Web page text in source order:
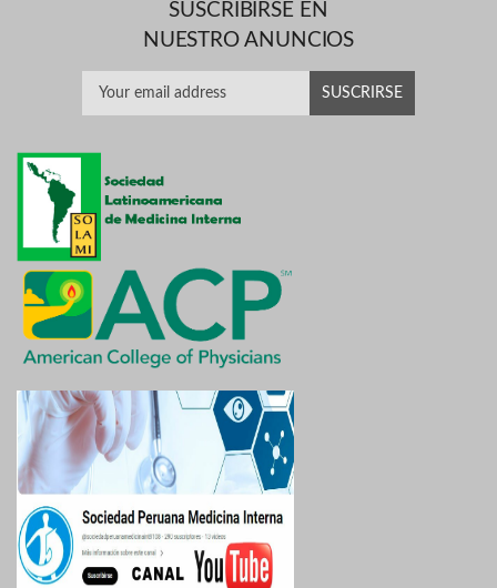
SUSCRIBIRSE EN
NUESTRO ANUNCIOS